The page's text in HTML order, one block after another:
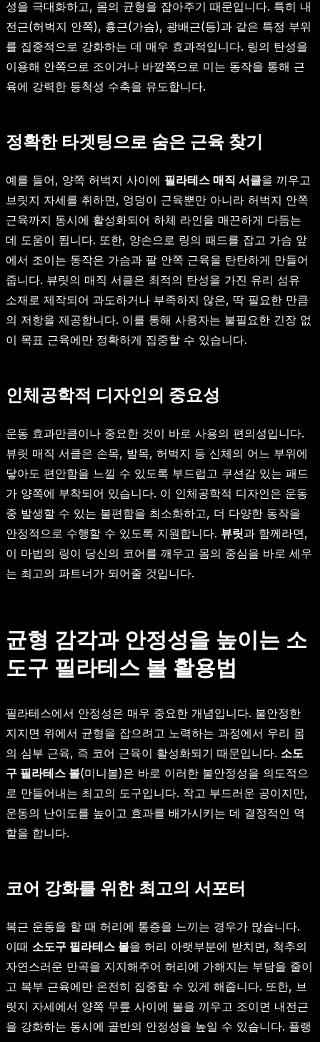
성을 극대화하고, 몸의 균형을 잡아주기 때문입니다. 특히 내
전근(허벅지 안쪽), 흉근(가슴), 광배근(등)과 같은 특정 부위
를 집중적으로 강화하는 데 매우 효과적입니다. 링의 탄성을
이용해 안쪽으로 조이거나 바깥쪽으로 미는 동작을 통해 근
육에 강력한 등척성 수축을 유도합니다.
정확한 타겟팅으로 숨은 근육 찾기
예를 들어, 양쪽 허벅지 사이에 필라테스 매직 서클을 끼우고
브릿지 자세를 취하면, 엉덩이 근육뿐만 아니라 허벅지 안쪽
근육까지 동시에 활성화되어 하체 라인을 매끈하게 다듬는
데 도움이 됩니다. 또한, 양손으로 링의 패드를 잡고 가슴 앞
에서 조이는 동작은 가슴과 팔 안쪽 근육을 탄탄하게 만들어
줍니다. 뷰릿의 매직 서클은 최적의 탄성을 가진 유리 섬유
소재로 제작되어 과도하거나 부족하지 않은, 딱 필요한 만큼
의 저항을 제공합니다. 이를 통해 사용자는 불필요한 긴장 없
이 목표 근육에만 정확하게 집중할 수 있습니다.
인체공학적 디자인의 중요성
운동 효과만큼이나 중요한 것이 바로 사용의 편의성입니다.
뷰릿 매직 서클은 손목, 발목, 허벅지 등 신체의 어느 부위에
닿아도 편안함을 느낄 수 있도록 부드럽고 쿠션감 있는 패드
가 양쪽에 부착되어 있습니다. 이 인체공학적 디자인은 운동
중 발생할 수 있는 불편함을 최소화하고, 더 다양한 동작을
안정적으로 수행할 수 있도록 지원합니다. 뷰릿과 함께라면,
이 마법의 링이 당신의 코어를 깨우고 몸의 중심을 바로 세우
는 최고의 파트너가 되어줄 것입니다.
균형 감각과 안정성을 높이는 소
도구 필라테스 볼 활용법
필라테스에서 안정성은 매우 중요한 개념입니다. 불안정한
지지면 위에서 균형을 잡으려고 노력하는 과정에서 우리 몸
의 심부 근육, 즉 코어 근육이 활성화되기 때문입니다. 소도
구 필라테스 볼(미니볼)은 바로 이러한 불안정성을 의도적으
로 만들어내는 최고의 도구입니다. 작고 부드러운 공이지만,
운동의 난이도를 높이고 효과를 배가시키는 데 결정적인 역
할을 합니다.
코어 강화를 위한 최고의 서포터
복근 운동을 할 때 허리에 통증을 느끼는 경우가 많습니다.
이때 소도구 필라테스 볼을 허리 아랫부분에 받치면, 척추의
자연스러운 만곡을 지지해주어 허리에 가해지는 부담을 줄이
고 복부 근육에만 온전히 집중할 수 있게 해줍니다. 또한, 브
릿지 자세에서 양쪽 무릎 사이에 볼을 끼우고 조이면 내전근
을 강화하는 동시에 골반의 안정성을 높일 수 있습니다. 플랭